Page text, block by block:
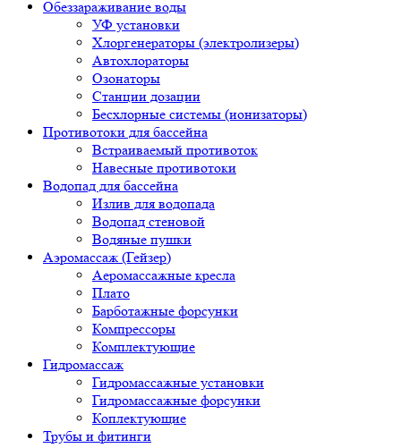
Обеззараживание воды
УФ установки
Хлоргенераторы (электролизеры)
Автохлораторы
Озонаторы
Станции дозации
Бесхлорные системы (ионизаторы)
Противотоки для бассейна
Встраиваемый противоток
Навесные противотоки
Водопад для бассейна
Излив для водопада
Водопад стеновой
Водяные пушки
Аэромассаж (Гейзер)
Аеромассажные кресла
Плато
Барботажные форсунки
Компрессоры
Комплектующие
Гидромассаж
Гидромассажные установки
Гидромассажные форсунки
Коплектующие
Трубы и фитинги